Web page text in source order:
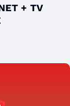
+ TV